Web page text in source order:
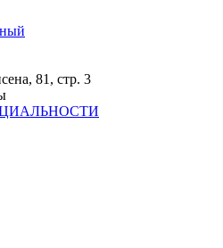
81, стр. 3